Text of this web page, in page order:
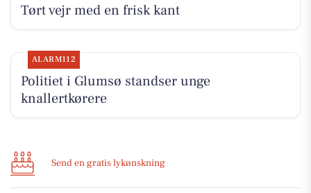
Tørt vejr med en frisk kant
ALARM112
Politiet i Glumsø standser unge
knallertkørere
Send en gratis lykønskning